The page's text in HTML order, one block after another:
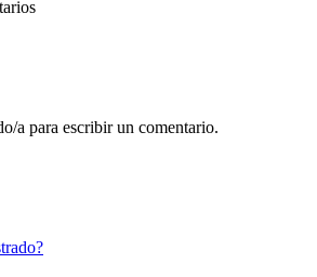
a para escribir un comentario.